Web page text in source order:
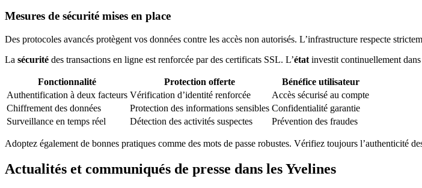
Mesures de sécurité mises en place
Des protocoles avancés protègent vos données contre les accès non autorisés. L’infrastructure respecte
La sécurité des transactions en ligne est renforcée par des certificats SSL. L’état investit continuellement
Fonctionnalité Protection offerte
Bénéfice utilisateur
Authentification à deux facteurs Vérification d’identité renforcée
Accès sécurisé au compte
Chiffrement des données
Protection des informations sensibles Confidentialité garantie
Surveillance en temps réel
Détection des activités suspectes Prévention des fraudes
Adoptez également de bonnes pratiques comme des mots de passe robustes. Vérifiez toujours l’authenticité
Actualités et communiqués de presse dans les Yvelines